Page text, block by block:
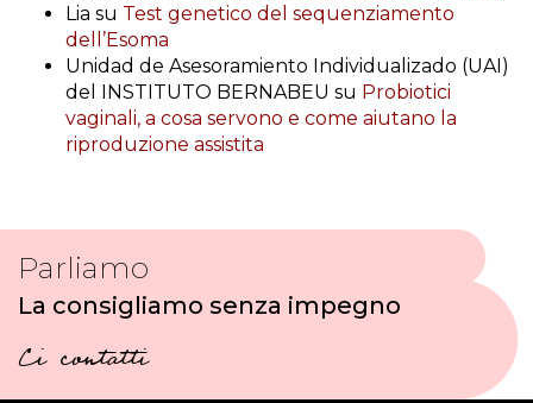
Lia su Test genetico del sequenziamento
dell’Esoma
Unidad de Asesoramiento Individualizado (UAI)
del INSTITUTO BERNABEU su Probiotici
vaginali, a cosa servono e come aiutano la
riproduzione assistita
Parliamo
La consigliamo senza impegno
Ci contatti